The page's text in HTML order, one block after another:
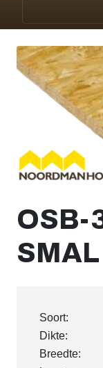
OSB-
Soort:
Dikte:
Breedte: